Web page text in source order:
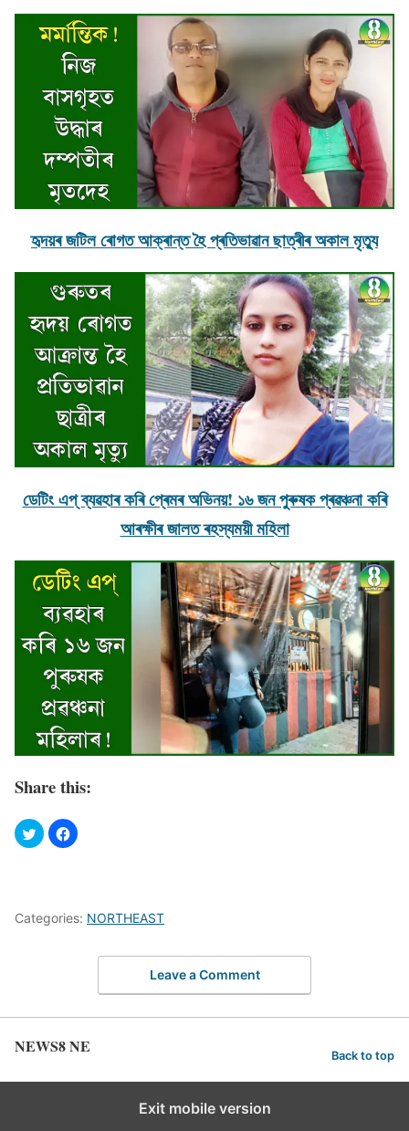
হৃদয়ৰ জটিল ৰােগত আক্ৰান্ত হৈ প্ৰতিভাৱান ছাত্ৰীৰ অকাল মৃত্যু
ডেটিং এপ্ ব্যৱহাৰ কৰি প্ৰেমৰ অভিনয়! ১৬ জন পুৰুষক প্ৰৱঞ্চনা কৰি
আৰক্ষীৰ জালত ৰহস্যময়ী মহিলা
Share this:
Categories: NORTHEAST
Leave a Comment
NEWS8 NE Back to top
Exit mobile version